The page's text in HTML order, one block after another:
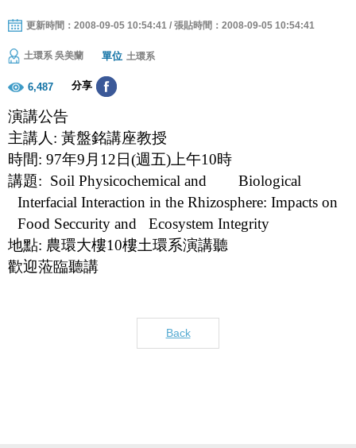
更新時間：2008-09-05 10:54:41 / 張貼時間：2008-09-05 10:54:41
土環系 吳美蘭 單位 土環系
6,487 分享
演講公告
主講人: 黃盤銘講座教授
時間: 97年9月12日(週五)上午10時
講題: Soil Physicochemical and
Biological
Interfacial Interaction in the Rhizosphere: Impacts on
Food Seccurity and
Ecosystem Integrity
地點: 農環大樓10樓土環系演講聽
歡迎蒞臨聽講
Back